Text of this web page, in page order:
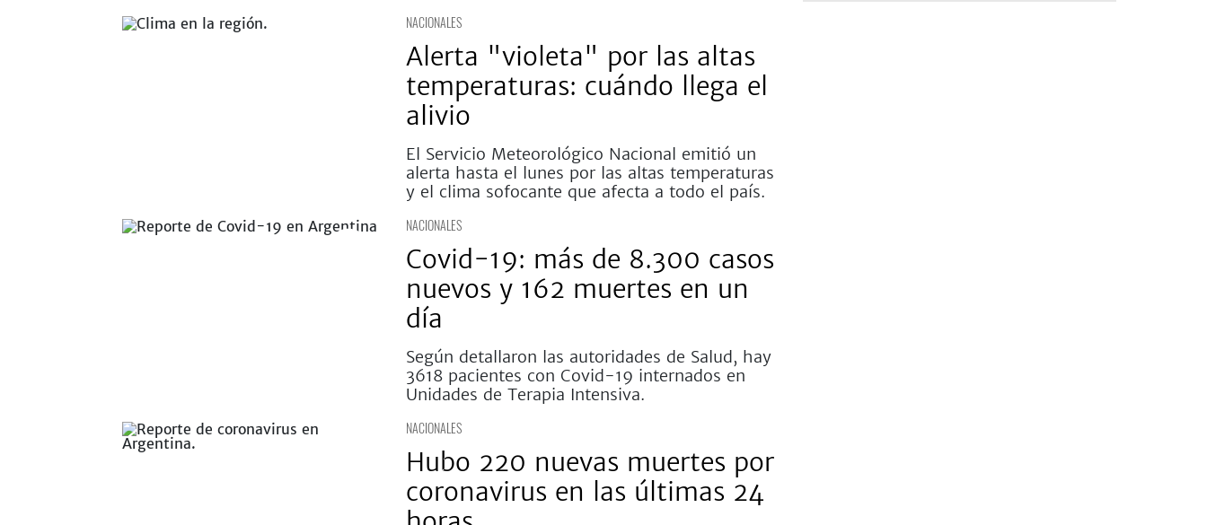
NACIONALES
Alerta "violeta" por las altas
temperaturas: cuándo llega el
alivio
El Servicio Meteorológico Nacional emitió un
alerta hasta el lunes por las altas temperaturas
y el clima sofocante que afecta a todo el país.
NACIONALES
Covid-19: más de 8.300 casos
nuevos y 162 muertes en un
día
Según detallaron las autoridades de Salud, hay
3618 pacientes con Covid-19 internados en
Unidades de Terapia Intensiva.
NACIONALES
Hubo 220 nuevas muertes por
coronavirus en las últimas 24